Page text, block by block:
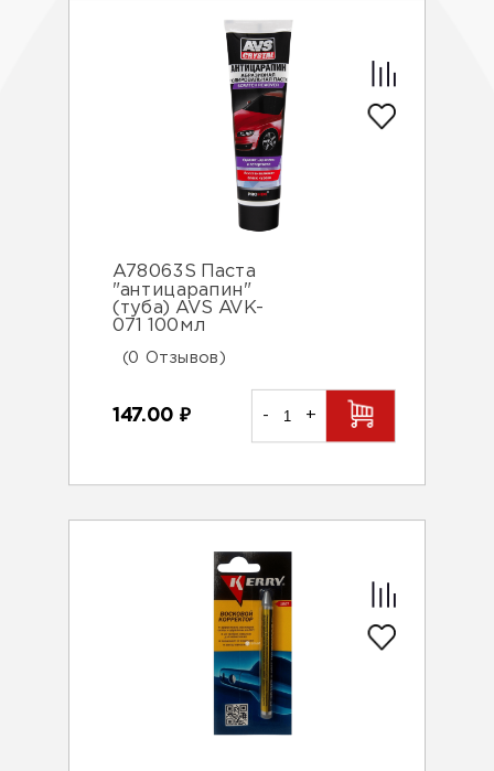
A78063S Паста
"антицарапин"
(туба) AVS AVK-
071 100мл
(0 Отзывов)
147.00 ₽ - +